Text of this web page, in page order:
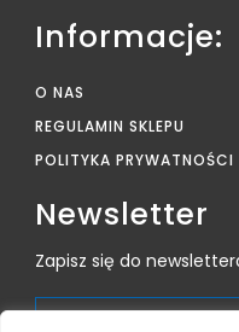
Informacje:
O NAS
REGULAMIN SKLEPU
POLITYKA PRYWATNOŚCI
Newsletter
Zapisz się do